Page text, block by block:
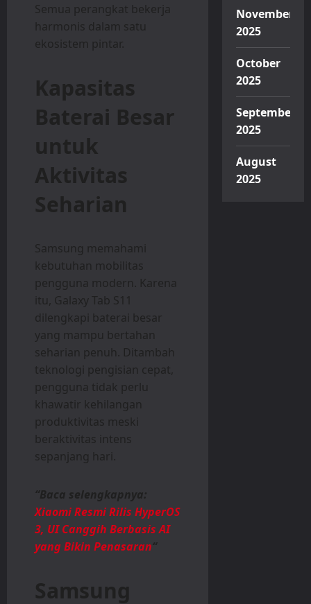
Semua perangkat bekerja
harmonis dalam satu
ekosistem pintar.
Kapasitas
Baterai Besar
untuk
Aktivitas
Seharian
Samsung memahami
kebutuhan mobilitas
pengguna modern. Karena
itu, Galaxy Tab S11
dilengkapi baterai besar
yang mampu bertahan
seharian penuh. Ditambah
teknologi pengisian cepat,
pengguna tidak perlu
khawatir kehilangan
produktivitas meski
beraktivitas intens
sepanjang hari.
“Baca selengkapnya:
Xiaomi Resmi Rilis HyperOS
3, UI Canggih Berbasis AI
yang Bikin Penasaran“
Samsung
November
2025
October
2025
September
2025
August
2025